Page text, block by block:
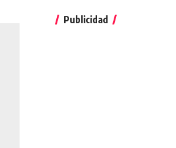
Publicidad